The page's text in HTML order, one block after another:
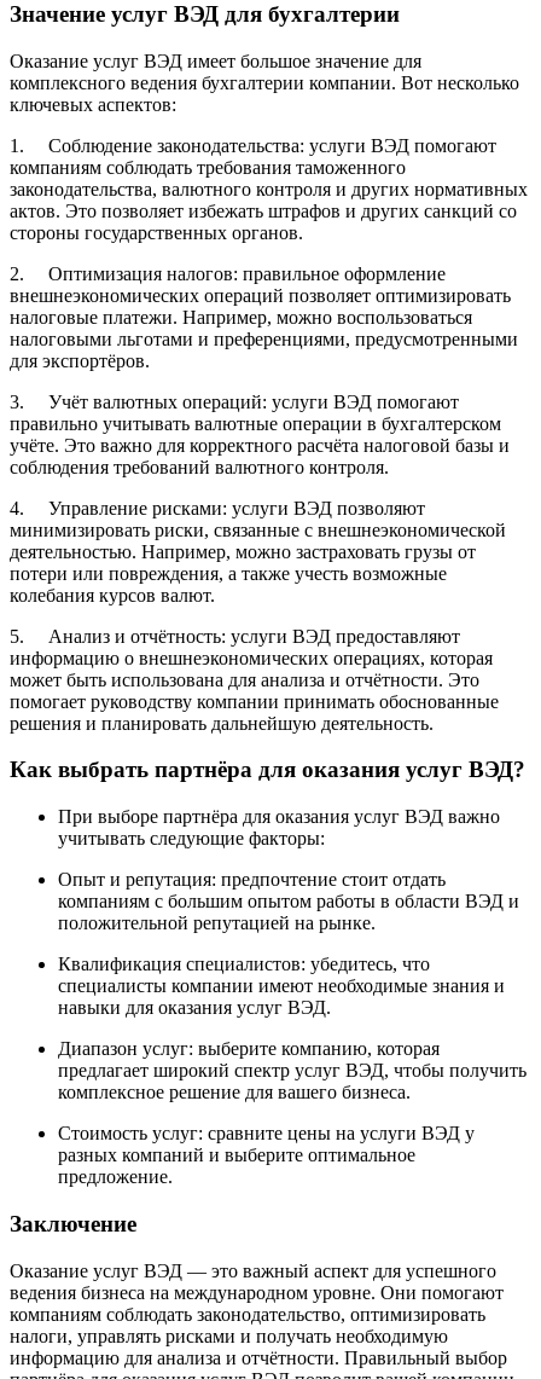
Значение услуг ВЭД для бухгалтерии
Оказание услуг ВЭД имеет большое значение для
комплексного ведения бухгалтерии компании. Вот несколько
ключевых аспектов:
1. Соблюдение законодательства: услуги ВЭД помогают
компаниям соблюдать требования таможенного
законодательства, валютного контроля и других нормативных
актов. Это позволяет избежать штрафов и других санкций со
стороны государственных органов.
2. Оптимизация налогов: правильное оформление
внешнеэкономических операций позволяет оптимизировать
налоговые платежи. Например, можно воспользоваться
налоговыми льготами и преференциями, предусмотренными
для экспортёров.
3. Учёт валютных операций: услуги ВЭД помогают
правильно учитывать валютные операции в бухгалтерском
учёте. Это важно для корректного расчёта налоговой базы и
соблюдения требований валютного контроля.
4. Управление рисками: услуги ВЭД позволяют
минимизировать риски, связанные с внешнеэкономической
деятельностью. Например, можно застраховать грузы от
потери или повреждения, а также учесть возможные
колебания курсов валют.
5. Анализ и отчётность: услуги ВЭД предоставляют
информацию о внешнеэкономических операциях, которая
может быть использована для анализа и отчётности. Это
помогает руководству компании принимать обоснованные
решения и планировать дальнейшую деятельность.
Как выбрать партнёра для оказания услуг ВЭД?
При выборе партнёра для оказания услуг ВЭД важно
учитывать следующие факторы:
Опыт и репутация: предпочтение стоит отдать
компаниям с большим опытом работы в области ВЭД и
положительной репутацией на рынке.
Квалификация специалистов: убедитесь, что
специалисты компании имеют необходимые знания и
навыки для оказания услуг ВЭД.
Диапазон услуг: выберите компанию, которая
предлагает широкий спектр услуг ВЭД, чтобы получить
комплексное решение для вашего бизнеса.
Стоимость услуг: сравните цены на услуги ВЭД у
разных компаний и выберите оптимальное
предложение.
Заключение
Оказание услуг ВЭД — это важный аспект для успешного
ведения бизнеса на международном уровне. Они помогают
компаниям соблюдать законодательство, оптимизировать
налоги, управлять рисками и получать необходимую
информацию для анализа и отчётности. Правильный выбор